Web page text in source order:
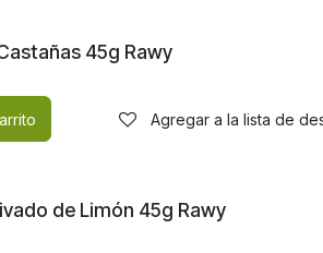
45g Rawy
Agregar a la lista de
de Limón 45g Rawy